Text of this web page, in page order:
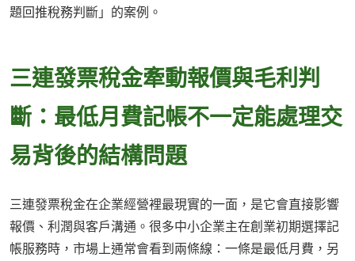
題回推稅務判斷」的案例。
三連發票稅金牽動報價與毛利判
斷：最低月費記帳不一定能處理交
易背後的結構問題
三連發票稅金在企業經營裡最現實的一面，是它會直接影響
報價、利潤與客戶溝通。很多中小企業主在創業初期選擇記
帳服務時，市場上通常會看到兩條線：一條是最低月費，另